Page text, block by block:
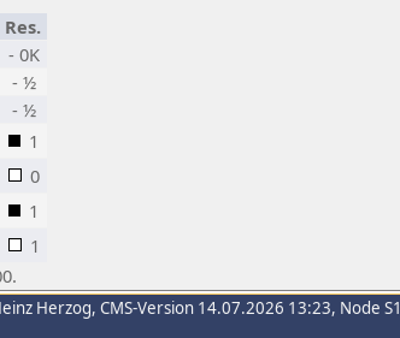
Res.
- 0K
- ½
- ½
1
0
1
1
Herzog, CMS-Version 14.07.2026 13:23, Node S1